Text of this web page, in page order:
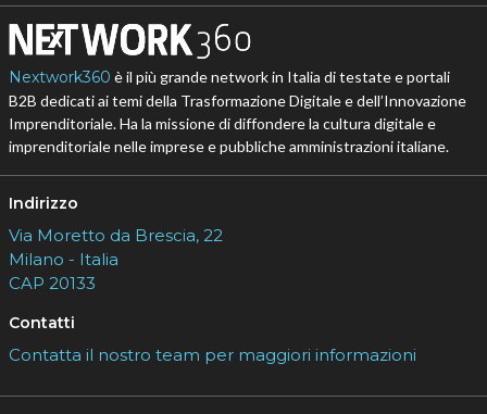
Nextwork360 è il più grande network in Italia di testate e portali
B2B dedicati ai temi della Trasformazione Digitale e dell’Innovazione
Imprenditoriale. Ha la missione di diffondere la cultura digitale e
imprenditoriale nelle imprese e pubbliche amministrazioni italiane.
Indirizzo
Via Moretto da Brescia, 22
Milano - Italia
CAP 20133
Contatti
Contatta il nostro team per maggiori informazioni